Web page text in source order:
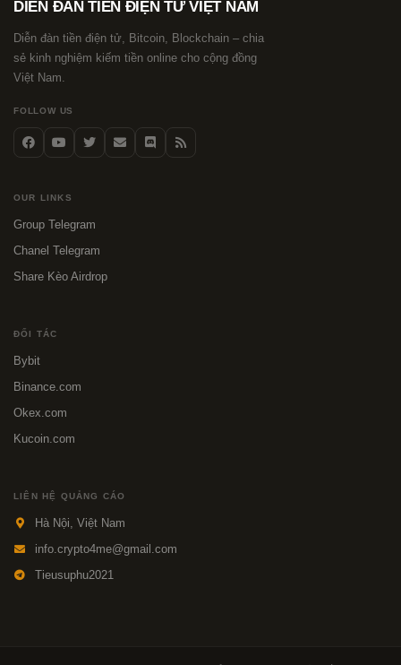
DIỄN ĐÀN TIỀN ĐIỆN TỬ VIỆT NAM
Diễn đàn tiền điện tử, Bitcoin, Blockchain – chia
sẻ kinh nghiệm kiếm tiền online cho cộng đồng
Việt Nam.
FOLLOW US
OUR LINKS
Group Telegram
Chanel Telegram
Share Kèo Airdrop
ĐỐI TÁC
Bybit
Binance.com
Okex.com
Kucoin.com
LIÊN HỆ QUẢNG CÁO
Hà Nội, Việt Nam
info.crypto4me@gmail.com
Tieusuphu2021